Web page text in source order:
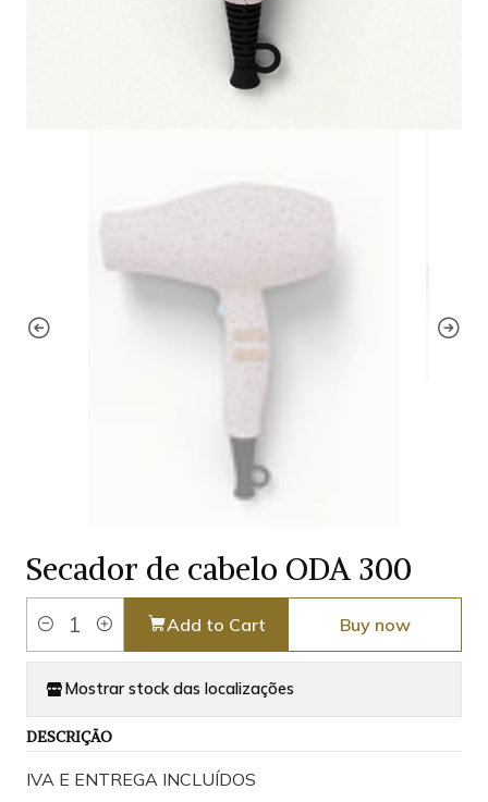
Secador de cabelo ODA 300
Quantity
Add to Cart Buy now
Mostrar stock das localizações
DESCRIÇÃO
IVA E ENTREGA INCLUÍDOS